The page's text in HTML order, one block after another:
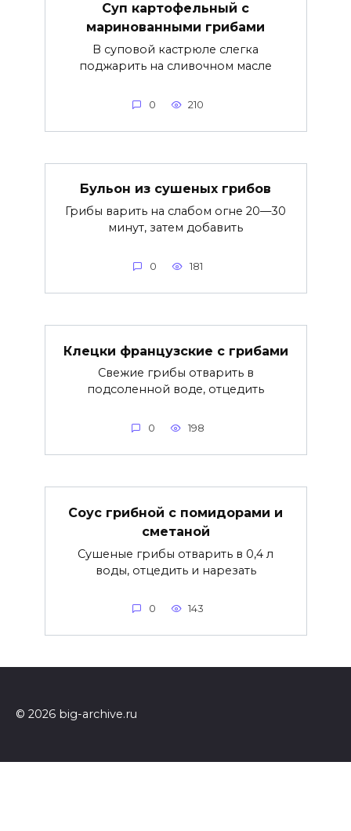
Суп картофельный с
маринованными грибами
В суповой кастрюле слегка
поджарить на сливочном масле
0 210
Бульон из сушеных грибов
Грибы варить на слабом огне 20—30
минут, затем добавить
0 181
Клецки французские с грибами
Свежие грибы отварить в
подсоленной воде, отцедить
0 198
Соус грибной с помидорами и
сметаной
Сушеные грибы отварить в 0,4 л
воды, отцедить и нарезать
0 143
© 2026 big-archive.ru